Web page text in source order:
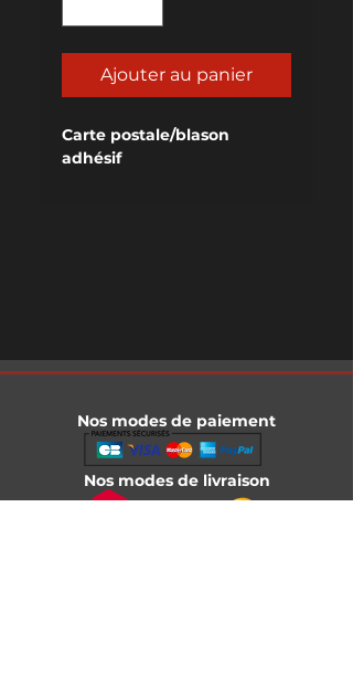
Ajouter au panier
Carte postale/blason
adhésif
Nos modes de paiement
Nos modes de livraison